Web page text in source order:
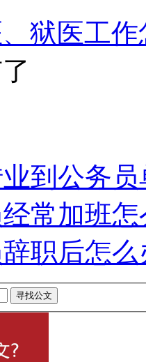
狱医工
到公务
常加班怎
职后怎么